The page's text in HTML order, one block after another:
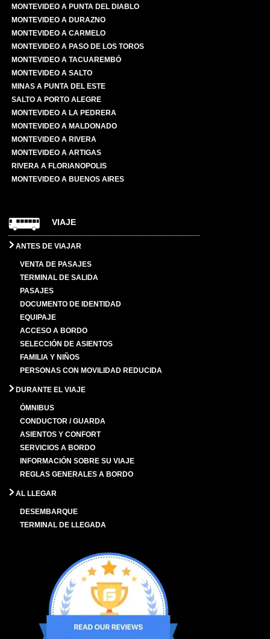
MONTEVIDEO A PUNTA DEL DIABLO
MONTEVIDEO A DURAZNO
MONTEVIDEO A CARMELO
MONTEVIDEO A PASO DE LOS TOROS
MONTEVIDEO A TACUAREMBÓ
MONTEVIDEO A SALTO
MINAS A PUNTA DEL ESTE
SALTO A PORTO ALEGRE
MONTEVIDEO A LA PEDRERA
MONTEVIDEO A MALDONADO
MONTEVIDEO A RIVERA
MONTEVIDEO A ARTIGAS
RIVERA A FLORIANOPOLIS
MONTEVIDEO A BUENOS AIRES
VIAJE
ANTES DE VIAJAR
VENTA DE PASAJES
TERMINAL DE SALIDA
PASAJES
DOCUMENTO DE IDENTIDAD
EQUIPAJE
ACCESO A BORDO
SELECCIÓN DE ASIENTOS
FAMILIA Y NIÑOS
PERSONAS CON MOVILIDAD REDUCIDA
DURANTE EL VIAJE
ÓMNIBUS
CONDUCTOR / GUARDA
ASIENTOS Y CONFORT
SERVICIOS A BORDO
INFORMACIÓN SOBRE SU VIAJE
REGLAS GENERALES A BORDO
AL LLEGAR
DESEMBARQUE
TERMINAL DE LLEGADA